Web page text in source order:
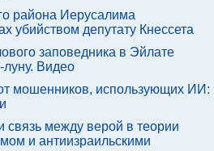
района Иерусалима
убийством депутату Кнессета
заповедника в Эйлате
Видео
мошенников, использующих ИИ:
связь между верой в теории
и антиизраильскими